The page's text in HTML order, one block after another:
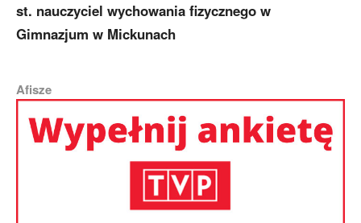
st. nauczyciel wychowania fizycznego w
Gimnazjum w Mickunach
Afisze